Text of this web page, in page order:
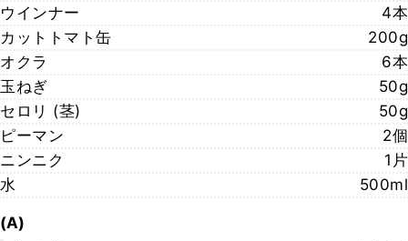
ウインナー
4本
カットトマト缶
200g
オクラ
6本
玉ねぎ
50g
セロリ (茎)
50g
ピーマン
2個
ニンニク
1片
水
500ml
(A)